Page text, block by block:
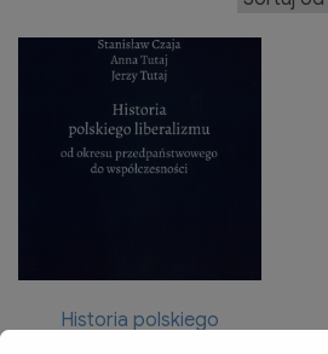
Historia polskiego